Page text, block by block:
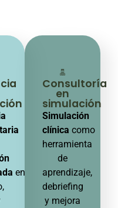
en
Consultoría
en
simulación
Simulación
clínica como
herramienta
de
aprendizaje,
debriefing
y mejora